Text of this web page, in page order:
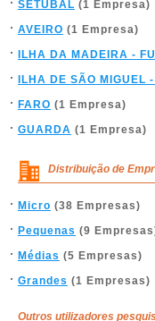
SETÚBAL (1 Empresa)
AVEIRO (1 Empresa)
ILHA DA MADEIRA -
ILHA DE SÃO MIGUEL
FARO (1 Empresa)
GUARDA (1 Empresa)
Distribuição de
Micro (38 Empresas)
Pequenas (9
Médias (5 Empresas)
Grandes (1 Empresas)
Outros utilizadores